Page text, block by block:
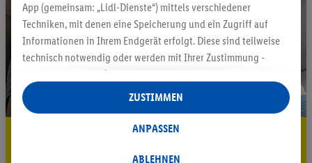
5.95 € Versand sparen³²ᵃ
App (gemeinsam: „Lidl-Dienste“) mittels verschiedener
Techniken, mit denen eine Speicherung und ein Zugriff auf
Informationen in Ihrem Endgerät erfolgt. Diese sind teilweise
technisch notwendig oder werden mit Ihrer Zustimmung -
auch durch Partner (u.a.
Verantwortliche; im Zusammenhang mit dem IAB TCF
insgesamt
Statistik-Erstellung oder für personalisierte Werbung
Datenverarbeitungen für personalisierte Werbung werden
ABLEHNEN
ANPASSEN
ZUSTIMMEN